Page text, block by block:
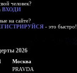
человек?
ВХОДИ
на сайте?
- это быстро!
2026
Москва
PRAVDA